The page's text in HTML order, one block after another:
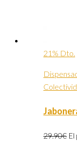
21% Dto.
29.90€